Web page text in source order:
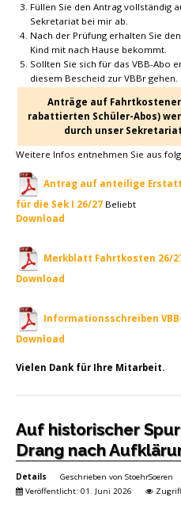
Füllen Sie den Antrag vollständig
Sekretariat bei mir ab.
Nach der Prüfung erhalten Sie
Kind mit nach Hause bekommt.
Sollten Sie sich für das VBB-Abo
diesem Bescheid zur VBBr gehen.
Anträge auf
rabattierten Schüler-Abos)
durch unser
Weitere Infos entnehmen Sie aus
Antrag auf anteilige
für die Sek I 26/27 Beliebt
Download
Merkblatt Fahrtkosten 26/
Download
Informationsschreiben
Download
Vielen Dank für Ihre Mitarbeit.
Auf historischer
Drang nach
Details Geschrieben von StoehrSoeren
Veröffentlicht: 01. Juni 2026